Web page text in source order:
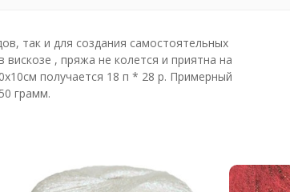
так и для создания самостоятельных
, пряжа не колется и приятна на
получается 18 п * 28 р. Примерный
грамм.